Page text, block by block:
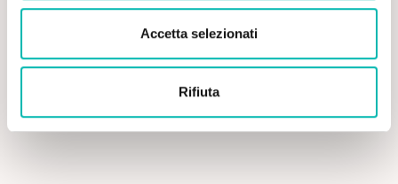
Accetta selezionati
Rifiuta